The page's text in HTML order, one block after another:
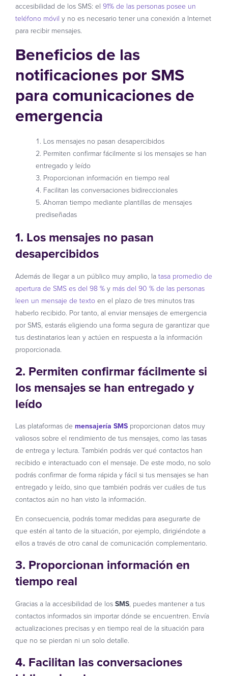
accesibilidad de los SMS: el 91% de las personas posee un
teléfono móvil y no es necesario tener una conexión a Internet
para recibir mensajes.
Beneficios de las
notificaciones por SMS
para comunicaciones de
emergencia
Los mensajes no pasan desapercibidos
Permiten confirmar fácilmente si los mensajes se han
entregado y leído
Proporcionan información en tiempo real
Facilitan las conversaciones bidireccionales
Ahorran tiempo mediante plantillas de mensajes
prediseñadas
1. Los mensajes no pasan
desapercibidos
Además de llegar a un público muy amplio, latasa promedio de
apertura de SMS es del 98 %y más del 90 % de las personas
leen un mensaje de textoen el plazo de tres minutos tras
haberlo recibido. Por tanto, al enviar mensajes de emergencia
por SMS, estarás eligiendo una forma segura de garantizar que
tus destinatarios lean y actúen en respuesta a la información
proporcionada.
2. Permiten confirmar fácilmente si
los mensajes se han entregado y
leído
Las plataformas de mensajería SMS proporcionan datos muy
valiosos sobre el rendimiento de tus mensajes, como las tasas
de entrega y lectura. También podrás ver qué contactos han
recibido e interactuado con el mensaje. De este modo, no solo
podrás confirmar de forma rápida y fácil si tus mensajes se han
entregado y leído, sino que también podrás ver cuáles de tus
contactos aún no han visto la información.
En consecuencia, podrás tomar medidas para asegurarte de
que estén al tanto de la situación, por ejemplo, dirigiéndote a
ellos a través de otro canal de comunicación complementario.
3. Proporcionan información en
tiempo real
Gracias a la accesibilidad de losSMS, puedes mantener a tus
contactos informados sin importar dónde se encuentren. Envía
actualizaciones precisas y en tiempo real de la situación para
que no se pierdan ni un solo detalle.
4. Facilitan las conversaciones